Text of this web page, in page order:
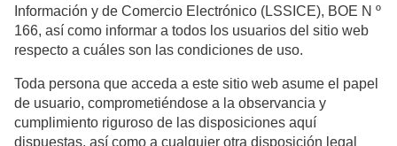
Información y de Comercio Electrónico (LSSICE), BOE N º
166, así como informar a todos los usuarios del sitio web
respecto a cuáles son las condiciones de uso.
Toda persona que acceda a este sitio web asume el papel
de usuario, comprometiéndose a la observancia y
cumplimiento riguroso de las disposiciones aquí
dispuestas, así como a cualquier otra disposición legal